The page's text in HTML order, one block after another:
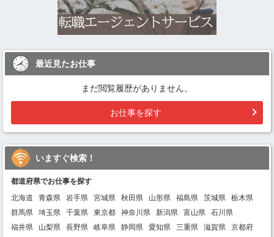
最近見たお仕事
まだ閲覧履歴がありません。
お仕事を探す
いますぐ検索！
都道府県でお仕事を探す
北海道
青森県 岩手県 宮城県 秋田県 山形県 福島県 茨城県
栃木県
群馬県
埼玉県 千葉県 東京都 神奈川県 新潟県 富山県
石川県
福井県
山梨県 長野県 岐阜県 静岡県 愛知県 三重県 滋賀県
京都府